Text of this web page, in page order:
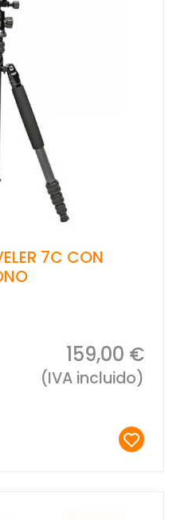
7C CON
159,00 €
(IVA incluido)